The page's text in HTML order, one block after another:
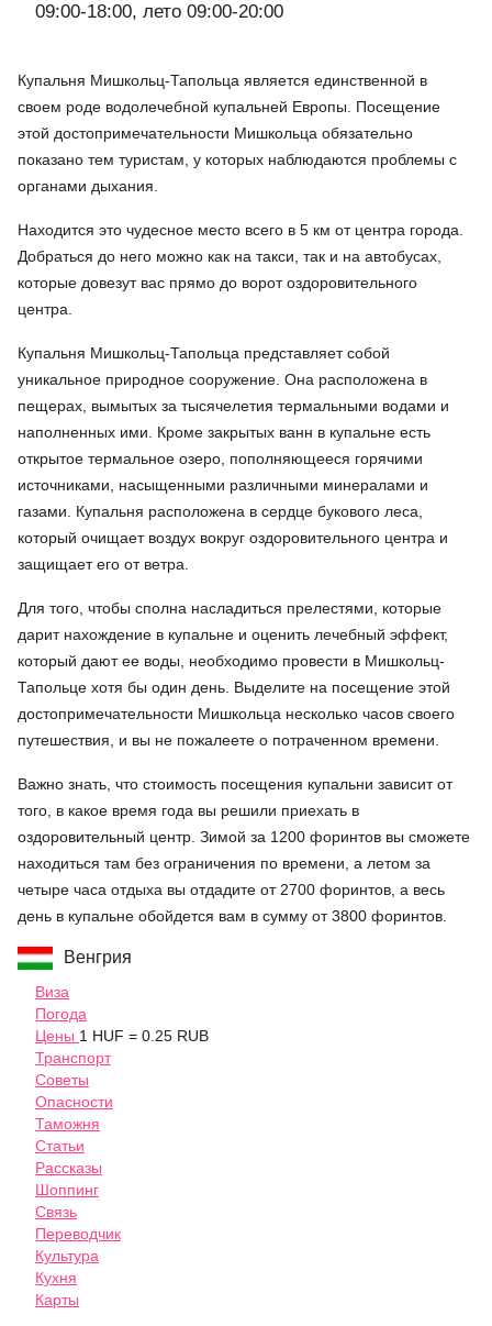
09:00-18:00, лето 09:00-20:00
Купальня Мишкольц-Тапольца является единственной в
своем роде водолечебной купальней Европы. Посещение
этой достопримечательности Мишкольца обязательно
показано тем туристам, у которых наблюдаются проблемы с
органами дыхания.
Находится это чудесное место всего в 5 км от центра города.
Добраться до него можно как на такси, так и на автобусах,
которые довезут вас прямо до ворот оздоровительного
центра.
Купальня Мишкольц-Тапольца представляет собой
уникальное природное сооружение. Она расположена в
пещерах, вымытых за тысячелетия термальными водами и
наполненных ими. Кроме закрытых ванн в купальне есть
открытое термальное озеро, пополняющееся горячими
источниками, насыщенными различными минералами и
газами. Купальня расположена в сердце букового леса,
который очищает воздух вокруг оздоровительного центра и
защищает его от ветра.
Для того, чтобы сполна насладиться прелестями, которые
дарит нахождение в купальне и оценить лечебный эффект,
который дают ее воды, необходимо провести в Мишкольц-
Тапольце хотя бы один день. Выделите на посещение этой
достопримечательности Мишкольца несколько часов своего
путешествия, и вы не пожалеете о потраченном времени.
Важно знать, что стоимость посещения купальни зависит от
того, в какое время года вы решили приехать в
оздоровительный центр. Зимой за 1200 форинтов вы сможете
находиться там без ограничения по времени, а летом за
четыре часа отдыха вы отдадите от 2700 форинтов, а весь
день в купальне обойдется вам в сумму от 3800 форинтов.
Венгрия
Виза
Погода
Цены 1 HUF = 0.25 RUB
Транспорт
Советы
Опасности
Таможня
Статьи
Рассказы
Шоппинг
Связь
Переводчик
Культура
Кухня
Карты